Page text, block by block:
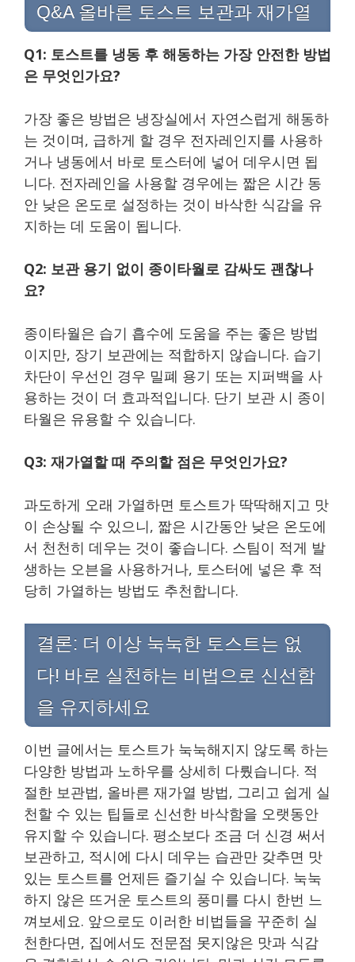
Q&A 올바른 토스트 보관과 재가열
Q1: 토스트를 냉동 후 해동하는 가장 안전한 방법
은 무엇인가요?
가장 좋은 방법은 냉장실에서 자연스럽게 해동하
는 것이며, 급하게 할 경우 전자레인지를 사용하
거나 냉동에서 바로 토스터에 넣어 데우시면 됩
니다. 전자레인을 사용할 경우에는 짧은 시간 동
안 낮은 온도로 설정하는 것이 바삭한 식감을 유
지하는 데 도움이 됩니다.
Q2: 보관 용기 없이 종이타월로 감싸도 괜찮나
요?
종이타월은 습기 흡수에 도움을 주는 좋은 방법
이지만, 장기 보관에는 적합하지 않습니다. 습기
차단이 우선인 경우 밀폐 용기 또는 지퍼백을 사
용하는 것이 더 효과적입니다. 단기 보관 시 종이
타월은 유용할 수 있습니다.
Q3: 재가열할 때 주의할 점은 무엇인가요?
과도하게 오래 가열하면 토스트가 딱딱해지고 맛
이 손상될 수 있으니, 짧은 시간동안 낮은 온도에
서 천천히 데우는 것이 좋습니다. 스팀이 적게 발
생하는 오븐을 사용하거나, 토스터에 넣은 후 적
당히 가열하는 방법도 추천합니다.
결론: 더 이상 눅눅한 토스트는 없
다! 바로 실천하는 비법으로 신선함
을 유지하세요
이번 글에서는 토스트가 눅눅해지지 않도록 하는
다양한 방법과 노하우를 상세히 다뤘습니다. 적
절한 보관법, 올바른 재가열 방법, 그리고 쉽게 실
천할 수 있는 팁들로 신선한 바삭함을 오랫동안
유지할 수 있습니다. 평소보다 조금 더 신경 써서
보관하고, 적시에 다시 데우는 습관만 갖추면 맛
있는 토스트를 언제든 즐기실 수 있습니다. 눅눅
하지 않은 뜨거운 토스트의 풍미를 다시 한번 느
껴보세요. 앞으로도 이러한 비법들을 꾸준히 실
천한다면, 집에서도 전문점 못지않은 맛과 식감